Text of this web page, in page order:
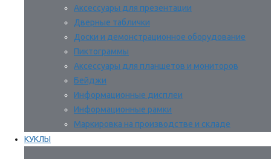
Аксессуары для презентации
Дверные таблички
Доски и демонстрационное оборудование
Пиктограммы
Аксессуары для планшетов и мониторов
Бейджи
Информационные дисплеи
Информационные рамки
Маркировка на производстве и складе
КУКЛЫ